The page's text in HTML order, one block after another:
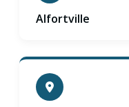
Alfortville